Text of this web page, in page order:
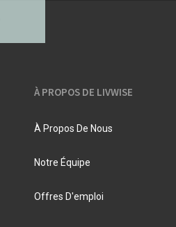
À PROPOS DE LIVWISE
À Propos De Nous
Notre Équipe
Offres D'emploi